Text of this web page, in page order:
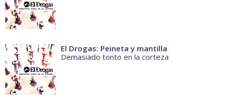
El Drogas: Peineta y mantilla
Demasiado tonto en la corteza